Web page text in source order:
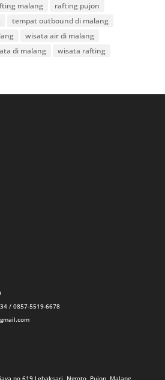
malang
rafting pujon
tempat outbound di malang
wisata air di malang
di malang wisata rafting
/ 0857-5519-6678
no 619 Lebaksari, Ngroto, Pujon, Malang,